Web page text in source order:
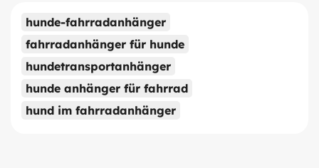
hunde-fahrradanhänger
fahrradanhänger für hunde
hundetransportanhänger
hunde anhänger für fahrrad
hund im fahrradanhänger